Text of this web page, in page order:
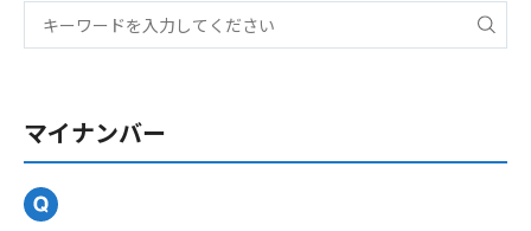
マイナンバー